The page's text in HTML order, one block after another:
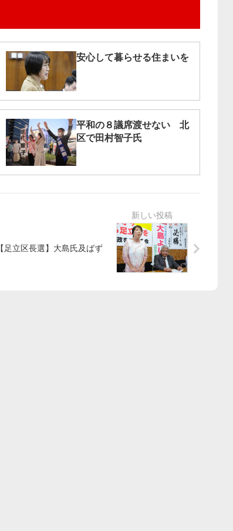
安心して暮らせる住まいを
平和の８議席渡せない 北
区で田村智子氏
【足立区長選】大島氏及ばず